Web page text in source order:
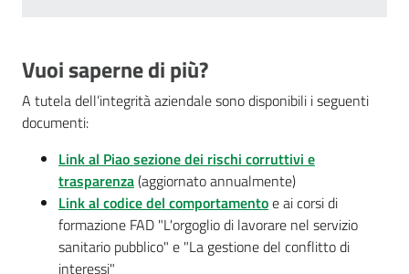
Vuoi saperne di più?
A tutela dell’integrità aziendale sono disponibili i seguenti
documenti:
Link al Piao sezione dei rischi corruttivi e
trasparenza(aggiornato annualmente)
Link al codice del comportamentoe ai corsi di
formazione FAD "L'orgoglio di lavorare nel servizio
sanitario pubblico" e "La gestione del conflitto di
interessi"